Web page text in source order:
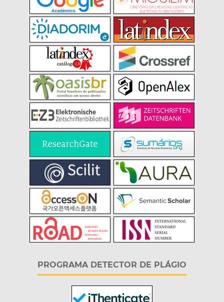
PROGRAMA DETECTOR DE PLÁGIO